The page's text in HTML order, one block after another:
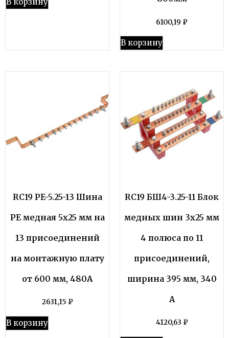
В корзину
6100,19 ₽
В корзину
RC19 PE-5.25-13 Шина
PE медная 5х25 мм на
13 присоединений
на монтажную плату
от 600 мм, 480А
2631,15 ₽
В корзину
RC19 БШ4-3.25-11 Блок
медных шин 3х25 мм
4 полюса по 11
присоединений,
ширина 395 мм, 340
А
4120,63 ₽